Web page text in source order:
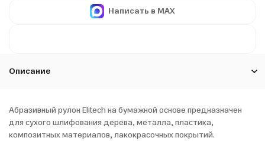
Написать в MAX
Описание
Абразивный рулон Elitech на бумажной основе предназначен
для сухого шлифования дерева, металла, пластика,
композитных материалов, лакокрасочных покрытий.